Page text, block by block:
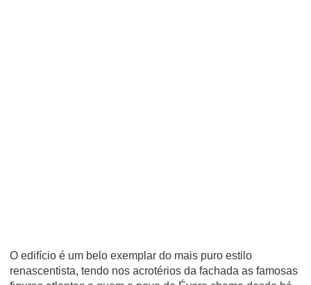
O edifí­cio é um belo exemplar do mais puro estilo
renascentista, tendo nos acrotérios da fachada as famosas